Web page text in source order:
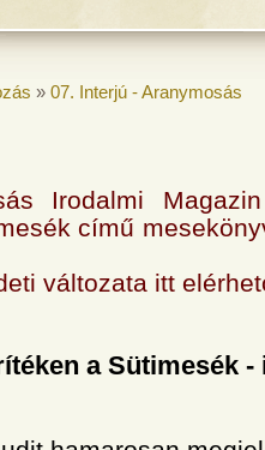
» 07. Interjú - Aranymosás
Irodalmi
című
változata itt
a Sütimesék -